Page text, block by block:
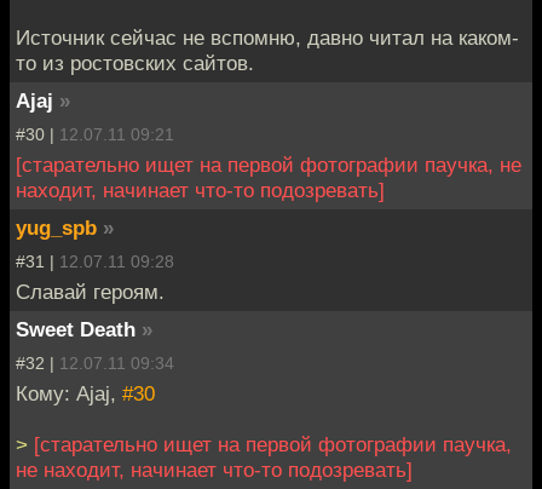
Источник сейчас не вспомню, давно читал на каком-
то из ростовских сайтов.
Ajaj »
#30 | 12.07.11 09:21
[старательно ищет на первой фотографии паучка, не
находит, начинает что-то подозревать]
yug_spb »
#31 | 12.07.11 09:28
Славай героям.
Sweet Death »
#32 | 12.07.11 09:34
Кому: Ajaj, #30
> [старательно ищет на первой фотографии паучка,
не находит, начинает что-то подозревать]